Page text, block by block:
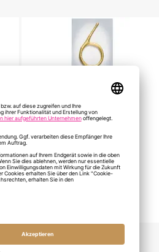
Wunderkerze Zahl 6